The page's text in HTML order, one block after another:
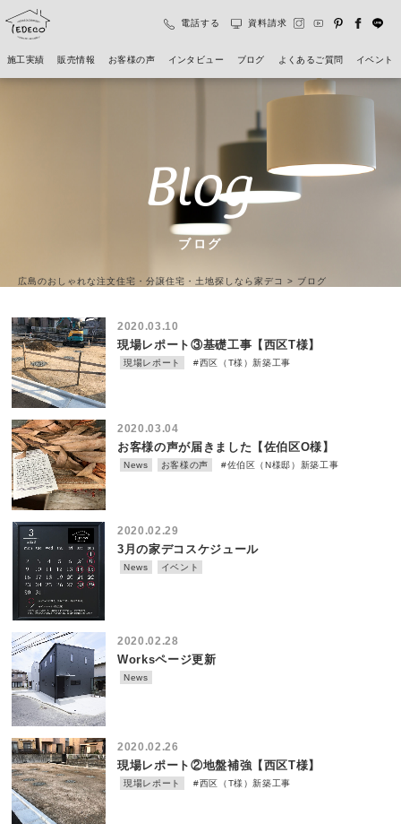
施工実績 販売情報 お客様の声 インタビュー ブログ よくあるご質問 イベント
電話する 資料請求
Blog
ブログ
広島のおしゃれな注文住宅・分譲住宅・土地探しなら家デコ > ブログ
2020.03.10
現場レポート③基礎工事【西区T様】
現場レポート #西区（T様）新築工事
2020.03.04
お客様の声が届きました【佐伯区O様】
News お客様の声 #佐伯区（N様邸）新築工事
2020.02.29
3月の家デコスケジュール
News イベント
2020.02.28
Worksページ更新
News
2020.02.26
現場レポート②地盤補強【西区T様】
現場レポート #西区（T様）新築工事